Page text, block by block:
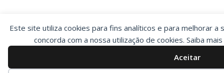
Este site utiliza cookies para fins analíticos e para melhorar a
concorda com a nossa utilização de cookies. Saiba
Aceitar